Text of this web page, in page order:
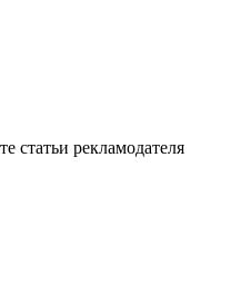
статьи рекламодателя